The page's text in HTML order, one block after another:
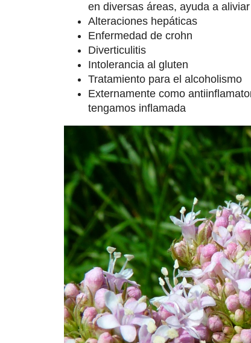
en diversas áreas, ayuda a
Alteraciones hepáticas
Enfermedad de crohn
Diverticulitis
Intolerancia al gluten
Tratamiento para el alcoholismo
Externamente como
tengamos inflamada